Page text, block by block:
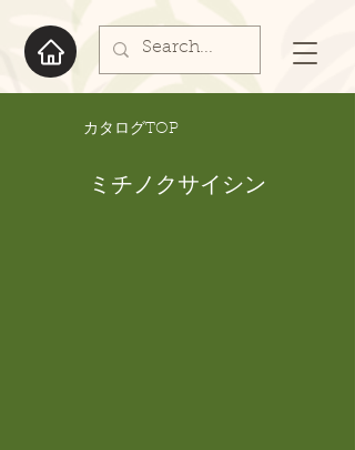
​カタログTOP
ミチノクサイシン